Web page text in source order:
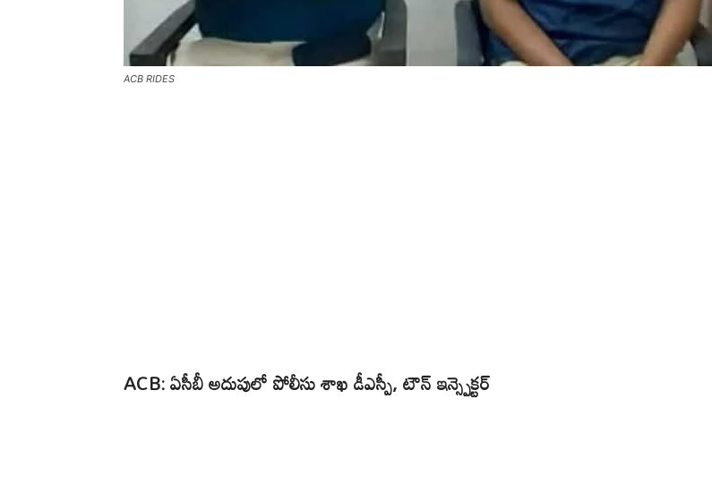
ACB RIDES
ACB: ఏసీబీ అదుపులో పోలీసు శాఖ డీఎస్పీ, టౌన్ ఇన్స్పెక్టర్